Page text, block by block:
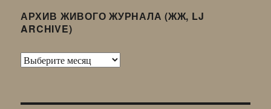
АРХИВ ЖИВОГО ЖУРНАЛА (ЖЖ, LJ
ARCHIVE)
Архив